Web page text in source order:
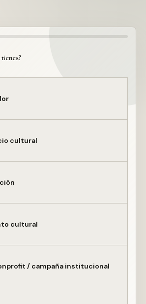
cultural
cultural
/ campaña institucional